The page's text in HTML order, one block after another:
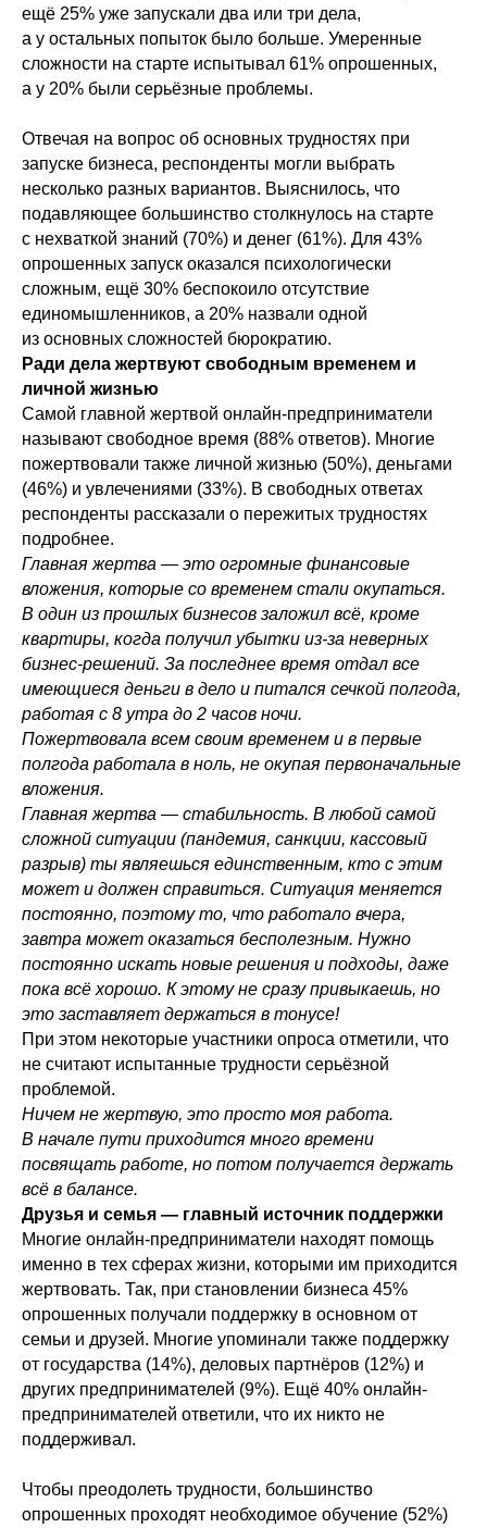
ещё 25% уже запускали два или три дела,
а у остальных попыток было больше. Умеренные
сложности на старте испытывал 61% опрошенных,
а у 20% были серьёзные проблемы.
Отвечая на вопрос об основных трудностях при
запуске бизнеса, респонденты могли выбрать
несколько разных вариантов. Выяснилось, что
подавляющее большинство столкнулось на старте
с нехваткой знаний (70%) и денег (61%). Для 43%
опрошенных запуск оказался психологически
сложным, ещё 30% беспокоило отсутствие
единомышленников, а 20% назвали одной
из основных сложностей бюрократию.
Ради дела жертвуют свободным временем и
личной жизнью
Самой главной жертвой онлайн-предприниматели
называют свободное время (88% ответов). Многие
пожертвовали также личной жизнью (50%), деньгами
(46%) и увлечениями (33%). В свободных ответах
респонденты рассказали о пережитых трудностях
подробнее.
Главная жертва — это огромные финансовые
вложения, которые со временем стали окупаться.
В один из прошлых бизнесов заложил всё, кроме
квартиры, когда получил убытки из-за неверных
бизнес-решений. За последнее время отдал все
имеющиеся деньги в дело и питался сечкой полгода,
работая с 8 утра до 2 часов ночи.
Пожертвовала всем своим временем и в первые
полгода работала в ноль, не окупая первоначальные
вложения.
Главная жертва — стабильность. В любой самой
сложной ситуации (пандемия, санкции, кассовый
разрыв) ты являешься единственным, кто с этим
может и должен справиться. Ситуация меняется
постоянно, поэтому то, что работало вчера,
завтра может оказаться бесполезным. Нужно
постоянно искать новые решения и подходы, даже
пока всё хорошо. К этому не сразу привыкаешь, но
это заставляет держаться в тонусе!
При этом некоторые участники опроса отметили, что
не считают испытанные трудности серьёзной
проблемой.
Ничем не жертвую, это просто моя работа.
В начале пути приходится много времени
посвящать работе, но потом получается держать
всё в балансе.
Друзья и семья — главный источник поддержки
Многие онлайн-предприниматели находят помощь
именно в тех сферах жизни, которыми им приходится
жертвовать. Так, при становлении бизнеса 45%
опрошенных получали поддержку в основном от
семьи и друзей. Многие упоминали также поддержку
от государства (14%), деловых партнёров (12%) и
других предпринимателей (9%). Ещё 40% онлайн-
предпринимателей ответили, что их никто не
поддерживал.
Чтобы преодолеть трудности, большинство
опрошенных проходят необходимое обучение (52%)